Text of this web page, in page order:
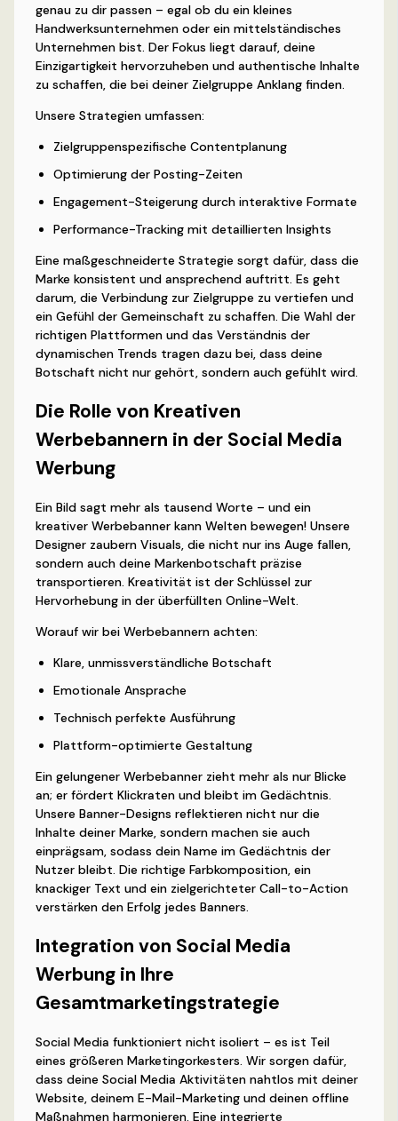
genau zu dir passen – egal ob du ein kleines
Handwerksunternehmen oder ein mittelständisches
Unternehmen bist. Der Fokus liegt darauf, deine
Einzigartigkeit hervorzuheben und authentische Inhalte
zu schaffen, die bei deiner Zielgruppe Anklang finden.
Unsere Strategien umfassen:
Zielgruppenspezifische Contentplanung
Optimierung der Posting-Zeiten
Engagement-Steigerung durch interaktive Formate
Performance-Tracking mit detaillierten Insights
Eine maßgeschneiderte Strategie sorgt dafür, dass die
Marke konsistent und ansprechend auftritt. Es geht
darum, die Verbindung zur Zielgruppe zu vertiefen und
ein Gefühl der Gemeinschaft zu schaffen. Die Wahl der
richtigen Plattformen und das Verständnis der
dynamischen Trends tragen dazu bei, dass deine
Botschaft nicht nur gehört, sondern auch gefühlt wird.
Die Rolle von Kreativen
Werbebannern in der Social Media
Werbung
Ein Bild sagt mehr als tausend Worte – und ein
kreativer Werbebanner kann Welten bewegen! Unsere
Designer zaubern Visuals, die nicht nur ins Auge fallen,
sondern auch deine Markenbotschaft präzise
transportieren. Kreativität ist der Schlüssel zur
Hervorhebung in der überfüllten Online-Welt.
Worauf wir bei Werbebannern achten:
Klare, unmissverständliche Botschaft
Emotionale Ansprache
Technisch perfekte Ausführung
Plattform-optimierte Gestaltung
Ein gelungener Werbebanner zieht mehr als nur Blicke
an; er fördert Klickraten und bleibt im Gedächtnis.
Unsere Banner-Designs reflektieren nicht nur die
Inhalte deiner Marke, sondern machen sie auch
einprägsam, sodass dein Name im Gedächtnis der
Nutzer bleibt. Die richtige Farbkomposition, ein
knackiger Text und ein zielgerichteter Call-to-Action
verstärken den Erfolg jedes Banners.
Integration von Social Media
Werbung in Ihre
Gesamtmarketingstrategie
Social Media funktioniert nicht isoliert – es ist Teil
eines größeren Marketingorkesters. Wir sorgen dafür,
dass deine Social Media Aktivitäten nahtlos mit deiner
Website, deinem E-Mail-Marketing und deinen offline
Maßnahmen harmonieren. Eine integrierte